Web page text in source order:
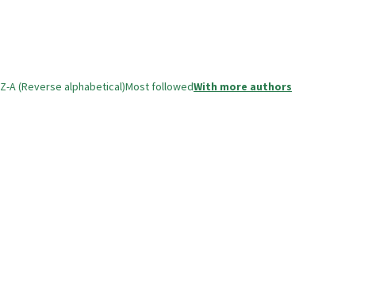
Z-A (Reverse alphabetical)Most followedWith more authors